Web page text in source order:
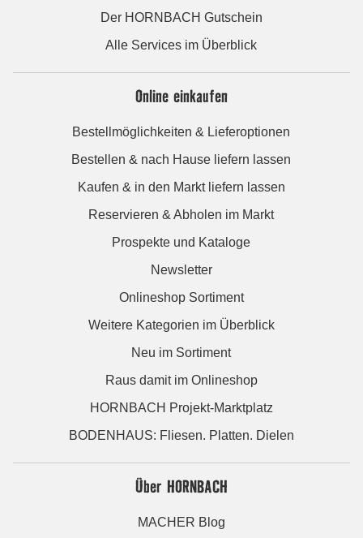
Der HORNBACH Gutschein
Alle Services im Überblick
Online einkaufen
Bestellmöglichkeiten & Lieferoptionen
Bestellen & nach Hause liefern lassen
Kaufen & in den Markt liefern lassen
Reservieren & Abholen im Markt
Prospekte und Kataloge
Newsletter
Onlineshop Sortiment
Weitere Kategorien im Überblick
Neu im Sortiment
Raus damit im Onlineshop
HORNBACH Projekt-Marktplatz
BODENHAUS: Fliesen. Platten. Dielen
Über HORNBACH
MACHER Blog